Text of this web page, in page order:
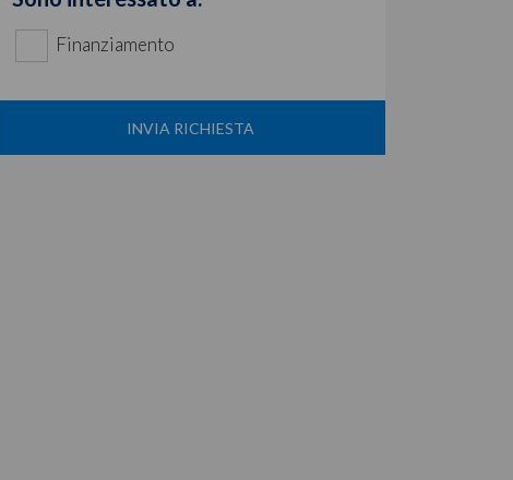
Finanziamento
INVIA RICHIESTA